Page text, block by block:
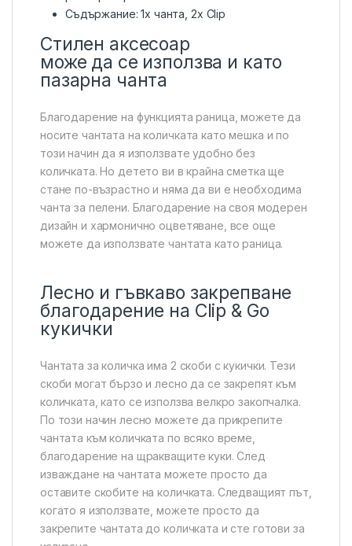
Съдържание: 1x чанта, 2x Clip
Стилен аксесоар
може да се използва и като
пазарна чанта
Благодарение на функцията раница, можете да
носите чантата на количката като мешка и по
този начин да я използвате удобно без
количката. Но детето ви в крайна сметка ще
стане по-възрастно и няма да ви е необходима
чанта за пелени. Благодарение на своя модерен
дизайн и хармонично оцветяване, все още
можете да използвате чантата като раница.
Лесно и гъвкаво закрепване
благодарение на Clip & Go
кукички
Чантата за количка има 2 скоби с кукички. Тези
скоби могат бързо и лесно да се закрепят към
количката, като се използва велкро закопчалка.
По този начин лесно можете да прикрепите
чантата към количката по всяко време,
благодарение на щракващите куки. След
изваждане на чантата можете просто да
оставите скобите на количката. Следващият път,
когато я използвате, можете просто да
закрепите чантата до количката и сте готови за